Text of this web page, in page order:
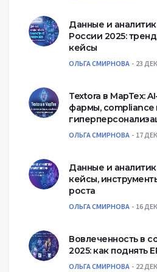
Данные и
России 2025:
кейсы
ОЛЬГА СМИРНОВА 23
Textora в МарТех:
фармы, compliance
ОЛЬГА СМИРНОВА 17
Данные и
кейсы,
роста
ОЛЬГА СМИРНОВА 16
Вовлеченность в
2025: как поднять
ОЛЬГА СМИРНОВА 22